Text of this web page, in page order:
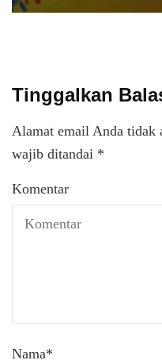
Tinggalkan
Alamat email Anda tidak
wajib ditandai *
Komentar
Nama*